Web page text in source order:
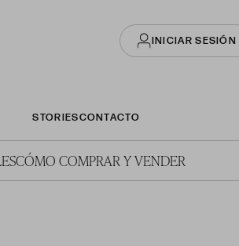
INICIAR SESIÓN
STORIESCONTACTO
CÓMO COMPRAR Y VENDER